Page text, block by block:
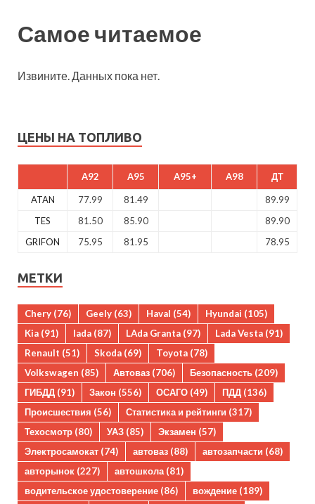
Самое читаемое
Извините. Данных пока нет.
ЦЕНЫ НА ТОПЛИВО
A92 A95 A95+ A98 ДТ
ATAN 77.99 81.49
89.99
TES
81.50 85.90
89.90
GRIFON
75.95 81.95 78.95
МЕТКИ
Chery (76) Geely (63) Haval (54) Hyundai (105)
Kia (91) lada (87) LAda Granta (97) Lada Vesta (91)
Renault (51) Skoda (69) Toyota (78)
Volkswagen (85) Автоваз (706) Безопасность (209)
ГИБДД (91) Закон (556) ОСАГО (49) ПДД (136)
Происшествия (56) Статистика и рейтинги (317)
Техосмотр (80) УАЗ (85) Экзамен (57)
Электросамокат (74) автоваз (88) автозапчасти (68)
авторынок (227) автошкола(81)
водительское удостоверение (86) вождение (189)